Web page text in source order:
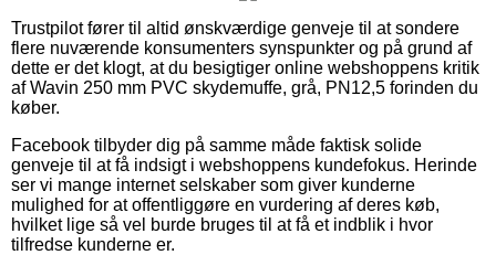
Trustpilot fører til altid ønskværdige genveje til at sondere
flere nuværende konsumenters synspunkter og på grund af
dette er det klogt, at du besigtiger online webshoppens kritik
af Wavin 250 mm PVC skydemuffe, grå, PN12,5 forinden du
køber.
Facebook tilbyder dig på samme måde faktisk solide
genveje til at få indsigt i webshoppens kundefokus. Herinde
ser vi mange internet selskaber som giver kunderne
mulighed for at offentliggøre en vurdering af deres køb,
hvilket lige så vel burde bruges til at få et indblik i hvor
tilfredse kunderne er.